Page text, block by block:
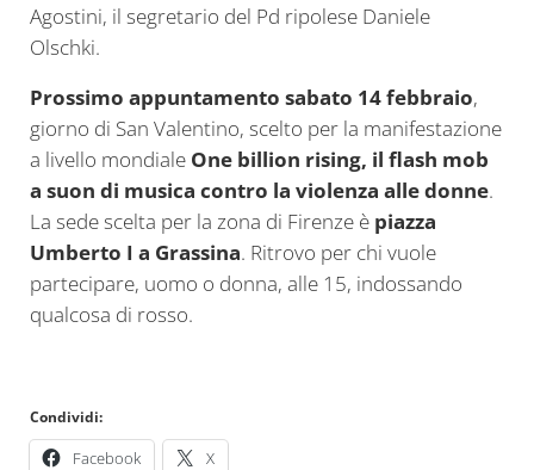
Agostini, il segretario del Pd ripolese Daniele
Olschki.
Prossimo appuntamento sabato 14 febbraio,
giorno di San Valentino, scelto per la manifestazione
a livello mondialeOne billion rising, il flash mob
a suon di musica contro la violenza alle donne.
La sede scelta per la zona di Firenze è piazza
Umberto I a Grassina. Ritrovo per chi vuole
partecipare, uomo o donna, alle 15, indossando
qualcosa di rosso.
Condividi:
Facebook X